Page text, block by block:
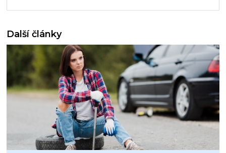
Další články